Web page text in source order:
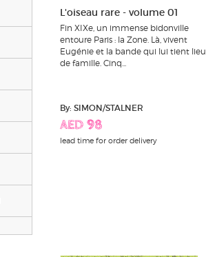
L'oiseau rare - volume 01
Fin XIXe, un immense bidonville
entoure Paris : la Zone. Là, vivent
Eugénie et la bande qui lui tient lieu
de famille. Cinq...
By: SIMON/STALNER
AED 98
lead time for order delivery